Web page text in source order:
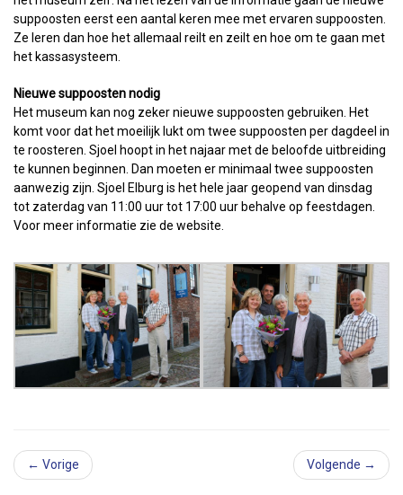
suppoosten eerst een aantal keren mee met ervaren suppoosten.
Ze leren dan hoe het allemaal reilt en zeilt en hoe om te gaan met
het kassasysteem.
Nieuwe suppoosten nodig
Het museum kan nog zeker nieuwe suppoosten gebruiken. Het
komt voor dat het moeilijk lukt om twee suppoosten per dagdeel in
te roosteren. Sjoel hoopt in het najaar met de beloofde uitbreiding
te kunnen beginnen. Dan moeten er minimaal twee suppoosten
aanwezig zijn. Sjoel Elburg is het hele jaar geopend van dinsdag
tot zaterdag van 11:00 uur tot 17:00 uur behalve op feestdagen.
Voor meer informatie zie de website.
← Vorige Volgende →